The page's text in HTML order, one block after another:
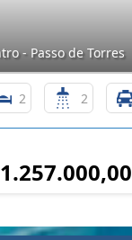
- Passo de Torres
2 2